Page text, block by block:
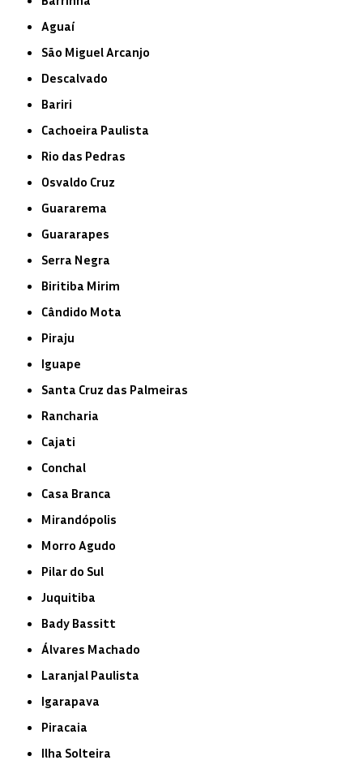
Aguaí
São Miguel Arcanjo
Descalvado
Bariri
Cachoeira Paulista
Rio das Pedras
Osvaldo Cruz
Guararema
Guararapes
Serra Negra
Biritiba Mirim
Cândido Mota
Piraju
Iguape
Santa Cruz das Palmeiras
Rancharia
Cajati
Conchal
Casa Branca
Mirandópolis
Morro Agudo
Pilar do Sul
Juquitiba
Bady Bassitt
Álvares Machado
Laranjal Paulista
Igarapava
Piracaia
Ilha Solteira